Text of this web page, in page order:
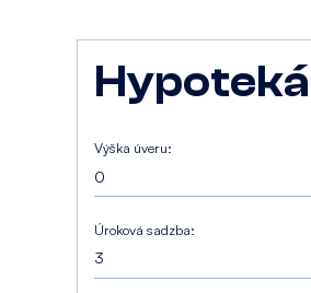
Výška úveru:
Úroková sadzba: